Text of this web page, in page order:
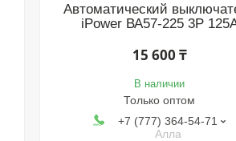
Автоматический
iPower ВА57-225 3P
15 600 ₸
В наличии
Только оптом
+7 (777) 364-54-71
Алла